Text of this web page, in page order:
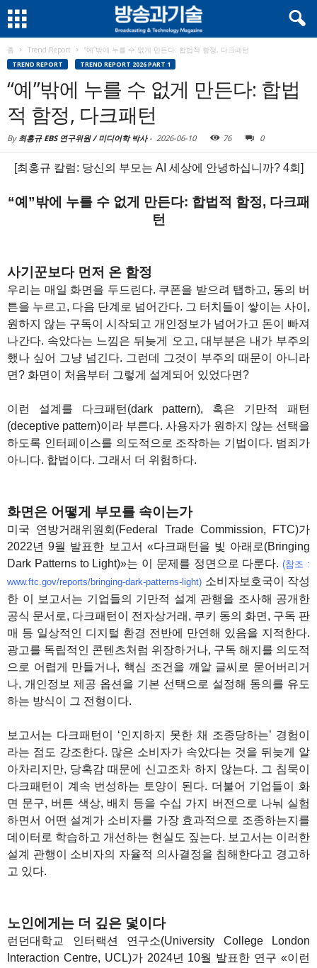
홈 Trend Report “예”밖에 누를 수 없게 만든다: 합법적 함정, 다크패턴
TREND REPORT TREND REPORT 2026 PART 1
“예”밖에 누를 수 없게 만든다: 합법
적 함정, 다크패턴
By 최홍규 EBS 연구위원 / 미디어학 박사- 2026-06-10 76 0
[최홍규 칼럼: 당신의 부모는 AI 세상에 안녕하십니까? 4회]
“예”밖에 누를 수 없게 만든다: 합법적 함정, 다크패
턴
사기꾼보다 먼저 온 함정
우리는 매일 화면을 두드린다. 쿠폰을 받으려 탭하고, 동의 버
튼을 누르고, 다음 단계로 넘어간다. 그 터치들이 쌓이는 사이,
원하지 않는 구독이 시작되고 개인정보가 넘어가고 돈이 빠져
나간다. 속았다는 느낌은 뒤늦게 오고, 대부분은 내가 부주의
했나 싶어 그냥 넘긴다. 그런데 그것이 부주의 때문이 아니라
면? 화면이 처음부터 그렇게 설계되어 있었다면?
이런 설계를 다크패턴(dark pattern), 혹은 기만적 패턴
(deceptive pattern)이라 부른다. 사용자가 원하지 않는 선택을
하도록 인터페이스를 의도적으로 조작하는 기법이다. 범죄가
아니다. 합법이다. 그래서 더 위험하다.
화면은 어떻게 부모를 속이는가
미국 연방거래위원회(Federal Trade Commission, FTC)가
2022년 9월 발표한 보고서 «다크패턴을 빛 아래로(Bringing
Dark Patterns to Light)»는 이 문제를 정면으로 다룬다.(참조 :
www.ftc.gov/reports/bringing-dark-patterns-light) 소비자보호국이 작성
한 이 보고서는 기업들의 기만적 설계 관행을 조사해 공개한
공식 문서로, 다크패턴이 전자상거래, 쿠키 동의 화면, 구독 판
매 등 일상적인 디지털 환경 전반에 만연해 있음을 지적한다.
광고를 독립적인 콘텐츠처럼 위장하거나, 구독 해지를 의도적
으로 어렵게 만들거나, 핵심 조건을 깨알 글씨로 묻어버리거
나, 개인정보 제공 옵션을 기본 선택으로 설정해 동의를 유도
하는 방식이 그 전형이다.
보고서는 다크패턴이 ‘인지하지 못한 채 조종당하는’ 경험이
라는 점도 강조한다. 많은 소비자가 속았다는 것을 뒤늦게 알
아차리지만, 당혹감 때문에 신고조차 하지 않는다. 그 침묵이
다크패턴이 계속 번성하는 토양이 된다. 더불어 기업들이 화
면 문구, 버튼 색상, 배치 등을 수십 가지 버전으로 나눠 실험
하면서 어떤 설계가 소비자를 가장 효과적으로 조종하는지를
데이터로 학습하고 개선하는 현실도 짚는다. 보고서는 이러한
설계 관행이 소비자의 자율적 의사결정을 침해한다고 경고하
고 있다.
노인에게는 더 깊은 덫이다
런던대학교 인터랙션 연구소(University College London
Interaction Centre, UCL)가 2024년 10월 발표한 연구 «이런